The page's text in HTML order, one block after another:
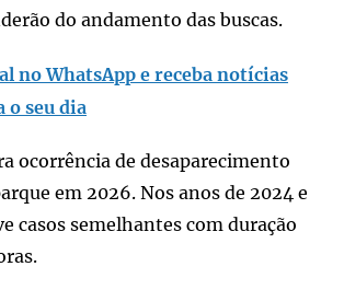
do andamento das buscas.
no WhatsApp e receba notícias
o seu dia
ocorrência de desaparecimento
em 2026. Nos anos de 2024 e
casos semelhantes com duração